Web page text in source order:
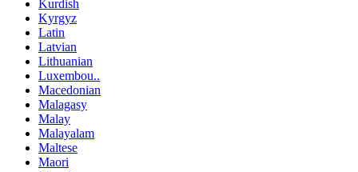
Kurdish
Kyrgyz
Latin
Latvian
Lithuanian
Luxembou..
Macedonian
Malagasy
Malay
Malayalam
Maltese
Maori